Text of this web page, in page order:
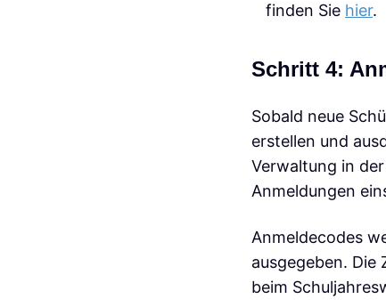
finden Sie hier.
Schritt 4:
Sobald neue
erstellen und
Verwaltung in
Anmeldungen
Anmeldecodes
ausgegeben.
beim